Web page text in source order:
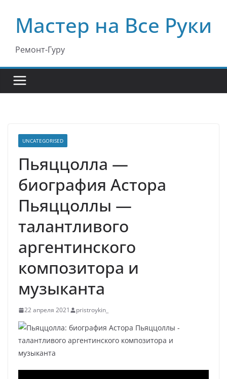
содержимому
Мастер на Все Руки
Ремонт-Гуру
UNCATEGORISED
Пьяццолла —
биография Астора
Пьяццоллы —
талантливого
аргентинского
композитора и
музыканта
22 апреля 2021 pristroykin_